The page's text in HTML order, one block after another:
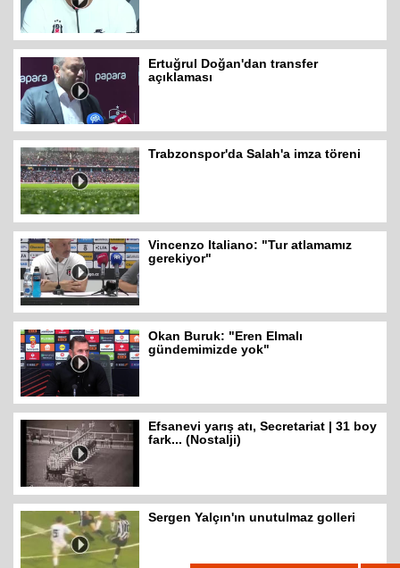
Ertuğrul Doğan'dan transfer
açıklaması
Trabzonspor'da Salah'a imza töreni
Vincenzo Italiano: "Tur atlamamız
gerekiyor"
Okan Buruk: "Eren Elmalı
gündemimizde yok"
Efsanevi yarış atı, Secretariat | 31 boy
fark... (Nostalji)
Sergen Yalçın'ın unutulmaz golleri